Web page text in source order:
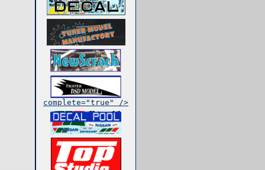
complete="true" />